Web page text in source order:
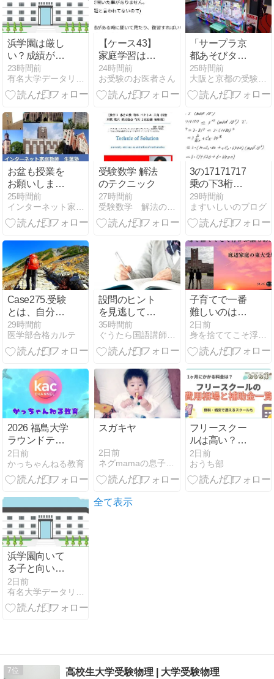
浜学園は厳し
い？成績が上
がらない生徒
もいる？
23時間前
有名大学データリサーチ
【ケース43】
家庭学習はや
るが、それ以
上にチャレン
ジしようとし
マロ】
24時間前
お受験のお医者さん
「サープラ京
都あそびタウ
ン」さんで修
行・その１０
「グランアレ
(笑)」
25時間前
大阪と京都の受験の裏側
お盆も授業を
お願いしま
す！
25時間前
インターネット家庭教師（ikuha.com）のブログ
受験数学 解法
のテクニック
27時間前
受験数学 解法のテクニック
3の17171717
乗の下3桁を
求めなさい。
29時間前
ますいしいのブログ
Case275.受験
とは、自分を
理解する旅で
ある
29時間前
医学部合格カルテ
設問のヒント
を見逃しては
いけない
35時間前
ぐうたら国語講師の箱部屋
子育てで一番
難しいのは、
親が「待つ」
ことかもしれ
ません。
2日前
身を捨ててこそ浮かぶ瀬もあれ〜底辺家庭の東大受験〜
2026 福島大学
ラウンドテー
ブル 発表資料
2日前
かっちゃんねる教育
スガキヤ
2日前
フリースクー
ルは高い？費
用相場と補助
金制度、無料
で通えるスク
2日前
おうち部
浜学園向いて
る子と向いて
いない子の特
徴はどんな
子？
2日前
全て表示
7 高校生大学受験物理 | 大学受験物理